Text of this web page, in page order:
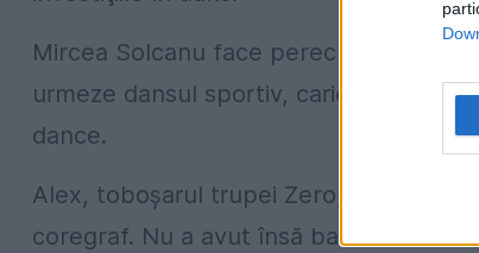
Mircea Solcanu face pereche cu Alina
urmeze dansul sportiv, carieră pe
dance.
Alex, toboşarul trupei Zero, dansează
coregraf. Nu a avut însă bani